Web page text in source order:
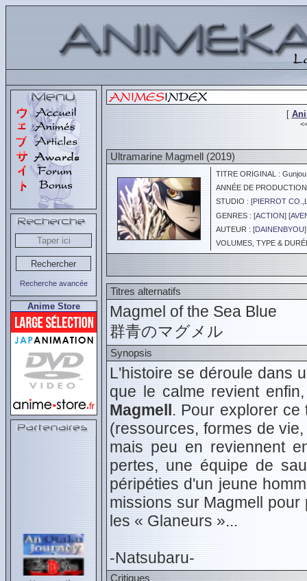
Recherche avancée
Anime Store
[
Ultramarine Magmell (2019)
TITRE ORIGINAL :
ANNÉE DE
STUDIO : [PIERROT
GENRES : [ACTION] [
AUTEUR : [DAINENBYOU]
VOLUMES, TYPE &
Titres alternatifs
Magmel of the Sea Blue
群青のマグメル
Synopsis
L'histoire se déroule dans
que le calme revient
Magmell. Pour explorer
(ressources, formes de
mais peu en reviennent
pertes, une équipe de
péripéties d'un jeune
missions sur Magmell
les « Glaneurs »...
-Natsubaru-
Critiques